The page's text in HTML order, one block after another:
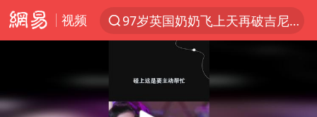
视频
夜幕落下 运动上场
汪峰阻止14岁女儿买大牌
27岁女子组织卖淫集团被悬赏通缉